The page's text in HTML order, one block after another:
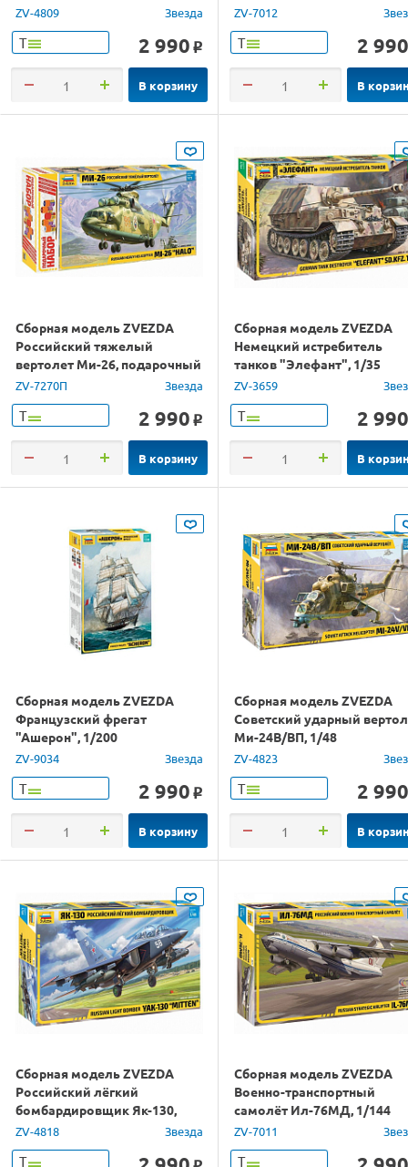
ZV-4809 Звезда
Т 2 990 o
В корзину
ZV-7012
Т 2 990
В
Сборная модель ZVEZDA
Российский тяжелый
вертолет Ми-26, подарочный
набор, 1/72
ZV-7270П Звезда
Т 2 990 o
В корзину
Сборная модель ZVEZDA
Hемецкий истребитель
танков "Элефант", 1/35
ZV-3659
Т 2 990
В
Сборная модель ZVEZDA
Французский фрегат
"Ашерон", 1/200
ZV-9034 Звезда
Т 2 990 o
В корзину
Сборная модель ZVEZDA
Советский ударный
Ми-24В/ВП, 1/48
ZV-4823
Т 2 990
В
Сборная модель ZVEZDA
Российский лёгкий
бомбардировщик Як-130,
1/48
ZV-4818 Звезда
Т
Сборная модель ZVEZDA
Военно-транспортный
самолёт Ил-76МД, 1/144
ZV-7011
Т